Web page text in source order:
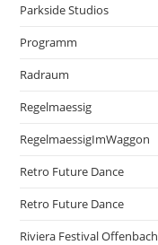
Parkside Studios
Programm
Radraum
Regelmaessig
RegelmaessigImWaggon
Retro Future Dance
Retro Future Dance
Riviera Festival Offenbach